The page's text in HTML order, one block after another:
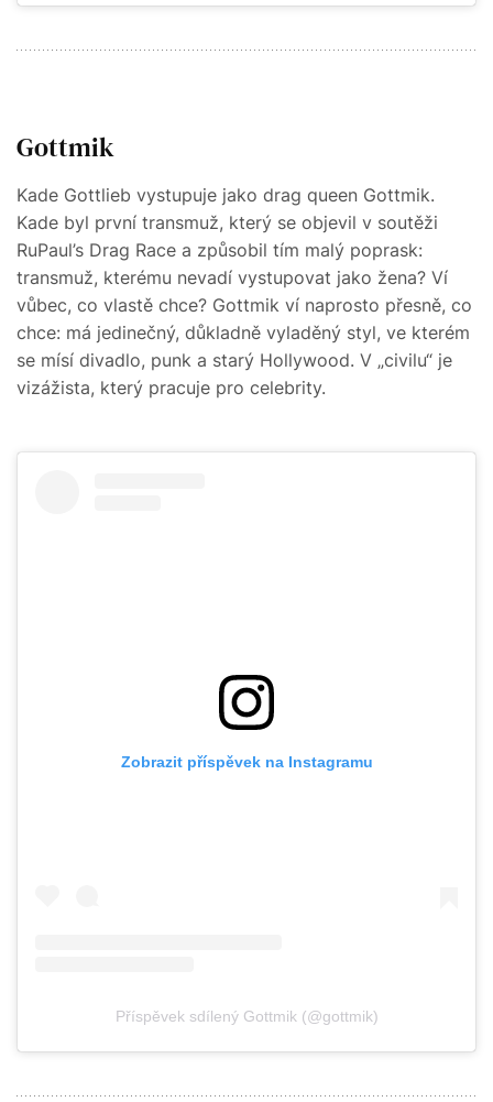
Gottmik
Kade Gottlieb vystupuje jako drag queen Gottmik.
Kade byl první transmuž, který se objevil v soutěži
RuPaul’s Drag Race a způsobil tím malý poprask:
transmuž, kterému nevadí vystupovat jako žena? Ví
vůbec, co vlastě chce? Gottmik ví naprosto přesně, co
chce: má jedinečný, důkladně vyladěný styl, ve kterém
se mísí divadlo, punk a starý Hollywood. V „civilu“ je
vizážista, který pracuje pro celebrity.
Zobrazit příspěvek na Instagramu
Příspěvek sdílený Gottmik (@gottmik)